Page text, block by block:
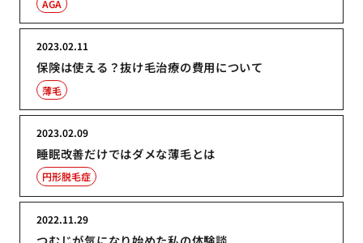
AGA
保険は使える？抜け毛治療の費用について
2023.02.11
薄毛
睡眠改善だけではダメな薄毛とは
2023.02.09
円形脱毛症
2022.11.29